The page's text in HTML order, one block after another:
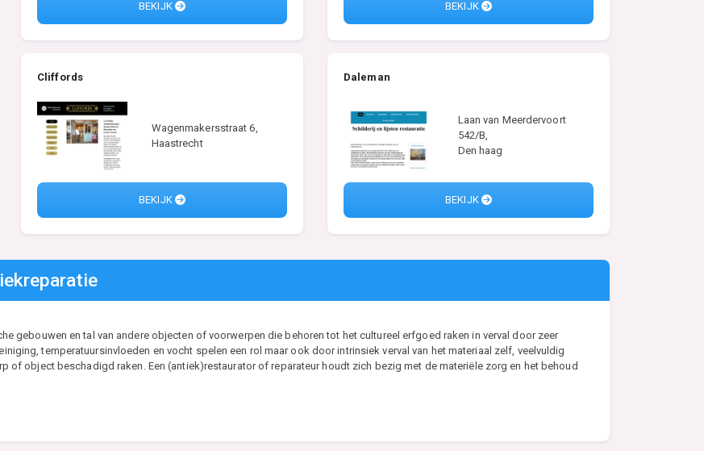
BEKIJK BEKIJK
Cliffords
Wagenmakersstraat 6,
Haastrecht
BEKIJK
Daleman
Laan van Meerdervoort
542/B,
Den haag
BEKIJK
gebouwen en tal van andere objecten of voorwerpen die behoren tot het cultureel erfgoed raken in verval door zeer
temperatuursinvloeden en vocht spelen een rol maar ook door intrinsiek verval van het materiaal zelf, veelvuldig
of object beschadigd raken. Een (antiek)restaurator of reparateur houdt zich bezig met de materiële zorg en het behoud